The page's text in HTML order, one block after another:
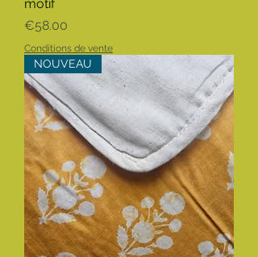
motif
Price
€58.00
Conditions de vente
NOUVEAU